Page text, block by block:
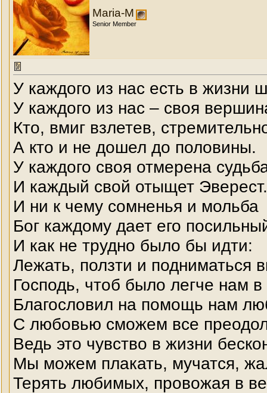
Maria-M
Senior Member
У каждого из нас есть в жизни
У каждого из нас – своя
Кто, вмиг взлетев,
А кто и не дошел до половины.
У каждого своя отмерена
И каждый свой отыщет Эверест.
И ни к чему сомненья и мольба
Бог каждому дает его
И как не трудно было бы идти:
Лежать, ползти и подниматься
Господь, чтоб было легче нам в
Благословил на помощь нам
С любовью сможем все
Ведь это чувство в жизни
Мы можем плакать, мучатся,
Терять любимых, провожая в